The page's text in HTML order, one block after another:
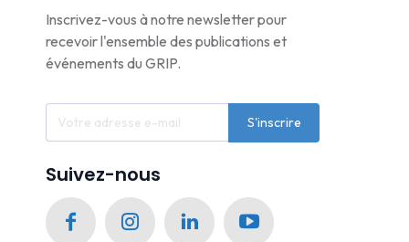
Inscrivez-vous à notre newsletter pour
recevoir l'ensemble des publications et
événements du GRIP.
S'inscrire
Suivez-nous